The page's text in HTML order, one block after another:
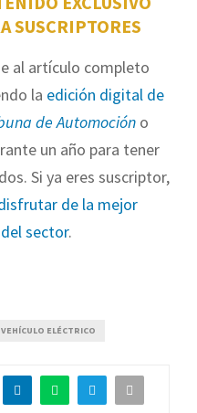
SUSCRIPTORES
al artículo completo
la edición digital de
de Automoción o
un año para tener
Si ya eres suscriptor,
de la mejor
sector.
VEHÍCULO ELÉCTRICO